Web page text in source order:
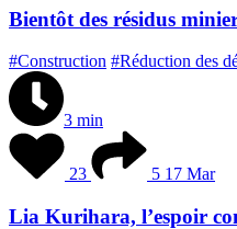
Bientôt des résidus
#Construction #Réduction des
3 min
23 5 17 Mar
Lia Kurihara, l’espoir